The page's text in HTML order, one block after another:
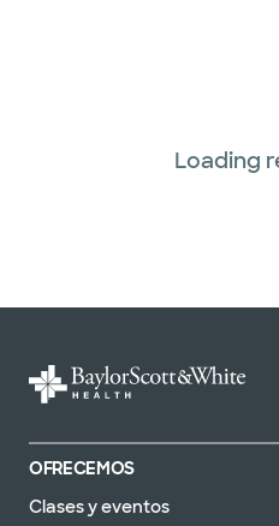
Loading
OFRECEMOS
Clases y eventos